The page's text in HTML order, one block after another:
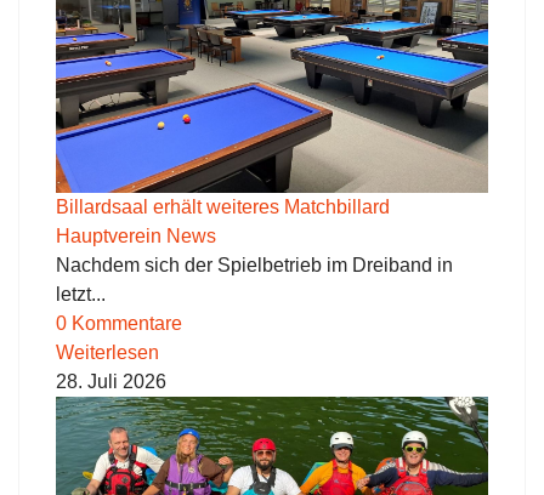
Billardsaal erhält weiteres Matchbillard
Hauptverein News
Nachdem sich der Spielbetrieb im Dreiband in
letzt...
0 Kommentare
Weiterlesen
28. Juli 2026